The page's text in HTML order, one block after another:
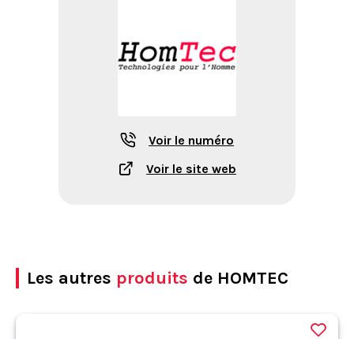
Voir le numéro
Voir le site web
Les autres produits de HOMTEC